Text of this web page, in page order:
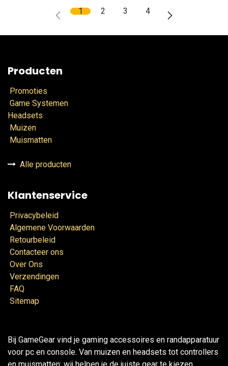
1 2 3 4
Producten
Promoties
Game Systemen
Headsets
Muizen
Muismatten
Alle producten
Klantenservice
Privacybeleid
Algemene Voorwaarden
Retourbeleid
Contacteer ons
Over Ons
Verzendingen
FAQ
Sitemap
Bij GameGear vind je gaming accessoires en randapparatuur
voor pc en console. Van muizen en headsets tot controllers